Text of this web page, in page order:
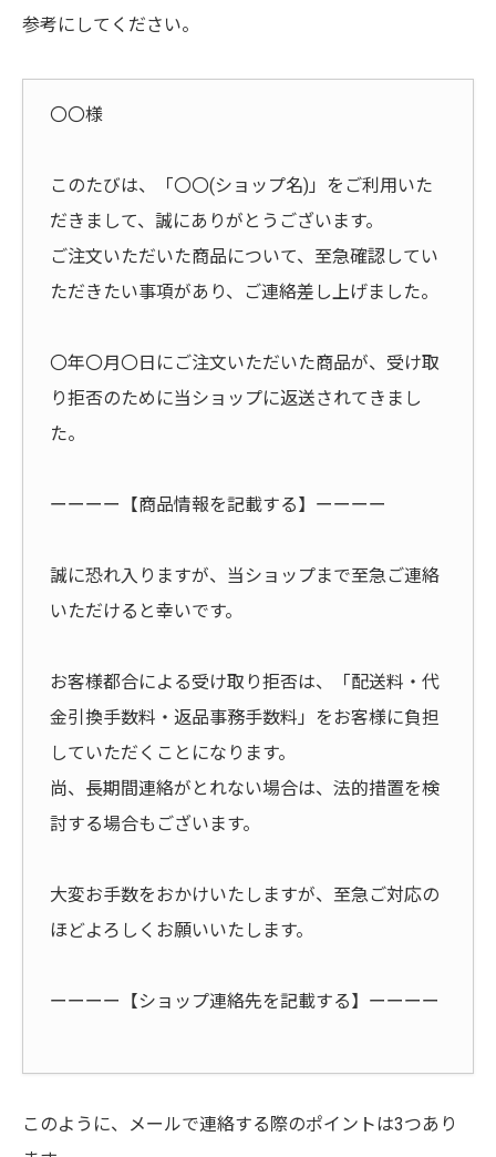
参考にしてください。
〇〇様
このたびは、「〇〇(ショップ名)」をご利用いた
だきまして、誠にありがとうございます。
ご注文いただいた商品について、至急確認してい
ただきたい事項があり、ご連絡差し上げました。
〇年〇月〇日にご注文いただいた商品が、受け取
り拒否のために当ショップに返送されてきまし
た。
ーーーー【商品情報を記載する】ーーーー
誠に恐れ入りますが、当ショップまで至急ご連絡
いただけると幸いです。
お客様都合による受け取り拒否は、「配送料・代
金引換手数料・返品事務手数料」をお客様に負担
していただくことになります。
尚、長期間連絡がとれない場合は、法的措置を検
討する場合もございます。
大変お手数をおかけいたしますが、至急ご対応の
ほどよろしくお願いいたします。
ーーーー【ショップ連絡先を記載する】ーーーー
このように、メールで連絡する際のポイントは3つあり